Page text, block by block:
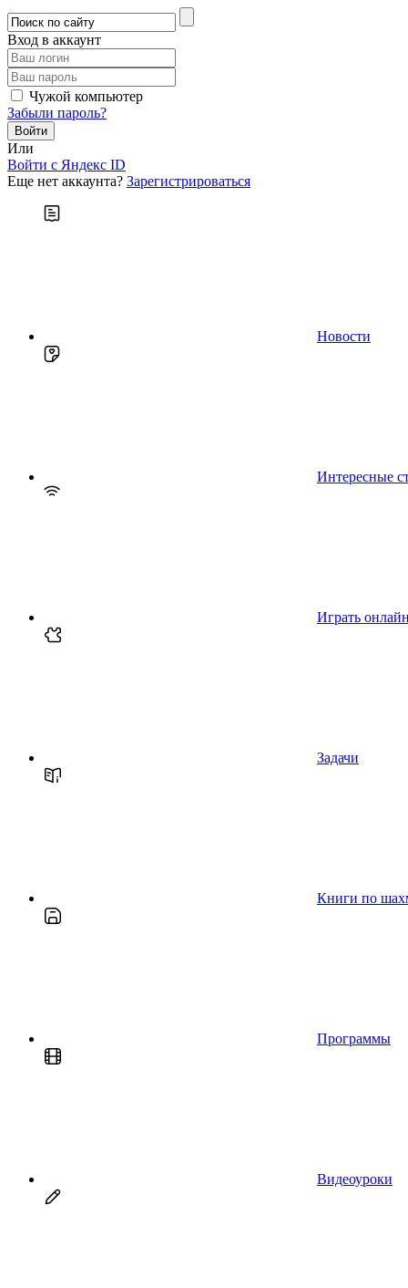
Вход в аккаунт
Чужой компьютер
Забыли пароль?
Или
Войти c Яндекс ID
Еще нет аккаунта? Зарегистрироваться
Новости
Интересные
Играть онлайн
Задачи
Книги по
Программы
Видеоуроки